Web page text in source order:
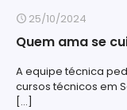
25/10/2024
Quem ama se
A equipe técnica
cursos técnicos em
[…]